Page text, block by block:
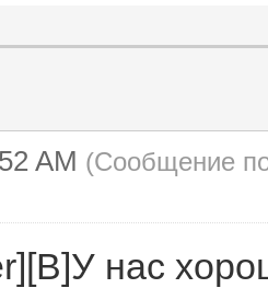
AM (Сообщение
нас